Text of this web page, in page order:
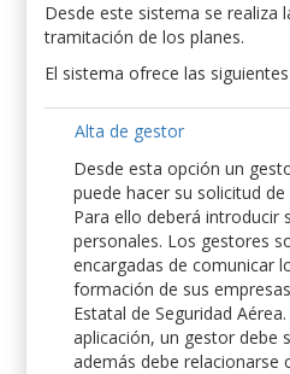
Desde este sistema se realiza
tramitación de los planes.
El sistema ofrece las
Alta de gestor
Desde esta opción un
puede hacer su solicitud
Para ello deberá introducir
personales. Los gestores
encargadas de comunicar
formación de sus
Estatal de Seguridad
aplicación, un gestor debe
además debe relacionarse